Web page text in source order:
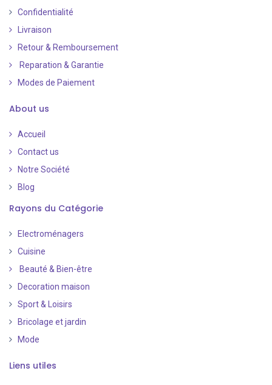
Confidentialité
Livraison
Retour & Remboursement
Reparation & Garantie
Modes de Paiement
About us
Accueil
Contact us
Notre Société
Blog
Rayons du Catégorie
Electroménagers
Cuisine
Beauté & Bien-être
Decoration maison
Sport & Loisirs
Bricolage et jardin
Mode
Liens utiles